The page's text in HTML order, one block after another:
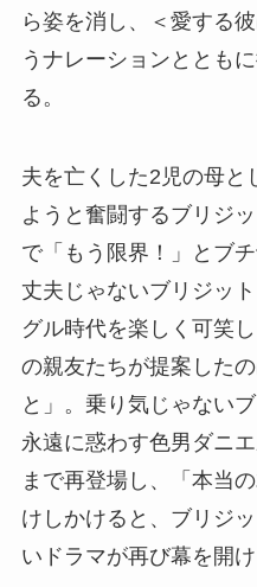
ら姿を消し、＜愛する
うナレーションととも
る。
夫を亡くした2児の母と
ようと奮闘するブリジ
で「もう限界！」とブ
丈夫じゃないブリジッ
グル時代を楽しく可笑
の親友たちが提案した
と」。乗り気じゃない
永遠に惑わす色男ダニ
まで再登場し、「本当
けしかけると、ブリジ
いドラマが再び幕を開け